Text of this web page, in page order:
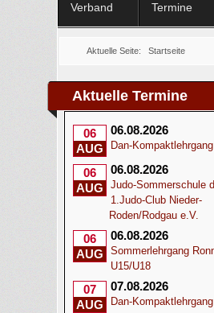
Verband Termine
Aktuelle Seite:Startseite
Aktuelle Termine
06
AUG
06.08.2026
Dan-
06
AUG
06.08.2026
Judo-Sommerschule
1.Judo-Club Nieder-
Roden/Rodgau e.V.
06
AUG
06.08.2026
Sommerlehrgang
U15/U18
07
AUG
07.08.2026
Dan-